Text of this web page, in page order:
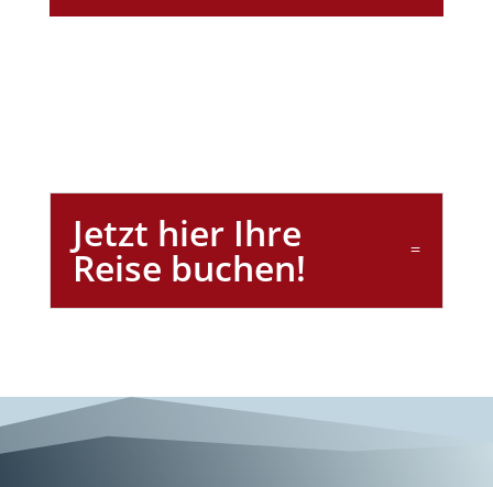
Jetzt hier Ihre
Reise buchen!